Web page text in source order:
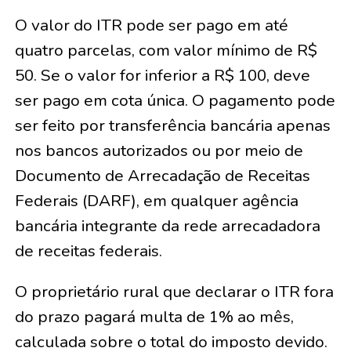
O valor do ITR pode ser pago em até
quatro parcelas, com valor mínimo de R$
50. Se o valor for inferior a R$ 100, deve
ser pago em cota única. O pagamento pode
ser feito por transferência bancária apenas
nos bancos autorizados ou por meio de
Documento de Arrecadação de Receitas
Federais (DARF), em qualquer agência
bancária integrante da rede arrecadadora
de receitas federais.
O proprietário rural que declarar o ITR fora
do prazo pagará multa de 1% ao mês,
calculada sobre o total do imposto devido.